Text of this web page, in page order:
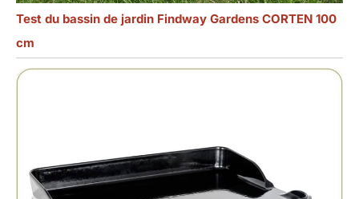
Test du bassin de jardin Findway Gardens CORTEN 100
cm